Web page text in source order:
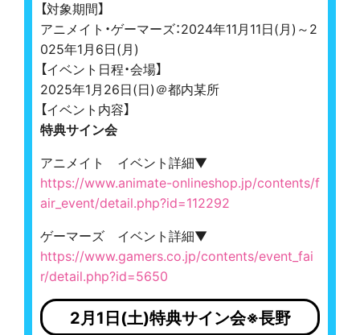
【対象期間】
アニメイト・ゲーマーズ：2024年11月11日(月)～2
025年1月6日(月)
【イベント日程・会場】
2025年1月26日(日)＠都内某所
【イベント内容】
特典サイン会
アニメイト イベント詳細▼
https://www.animate-onlineshop.jp/contents/f
air_event/detail.php?id=112292
ゲーマーズ イベント詳細▼
https://www.gamers.co.jp/contents/event_fai
r/detail.php?id=5650
2月1日(土)特典サイン会※長野